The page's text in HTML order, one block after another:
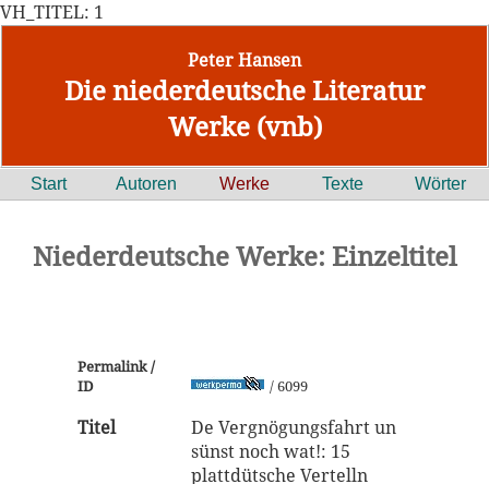
VH_TITEL: 1
Peter Hansen
Die niederdeutsche Literatur
Werke (vnb)
Start Autoren Werke Texte Wörter
Niederdeutsche Werke: Einzeltitel
Permalink /
ID
/ 6099
Titel
De Vergnögungsfahrt un
sünst noch wat!: 15
plattdütsche Vertelln